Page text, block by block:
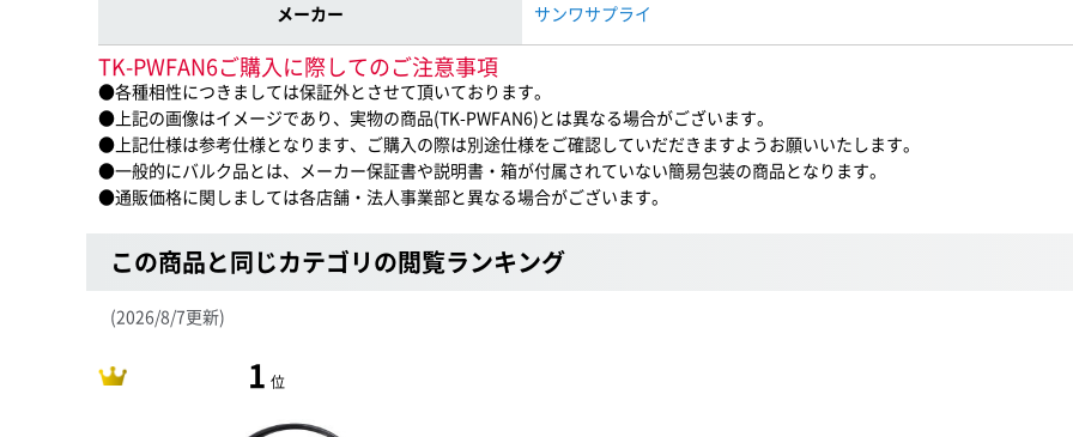
メーカー サンワサプライ
TK-PWFAN6ご購入に際してのご注意事項
●各種相性につきましては保証外とさせて頂いております。
●上記の画像はイメージであり、実物の商品(TK-PWFAN6)とは異なる場合がございます。
●上記仕様は参考仕様となります、ご購入の際は別途仕様をご確認していだだきますようお願いいたします。
●一般的にバルク品とは、メーカー保証書や説明書・箱が付属されていない簡易包装の商品となります。
●通販価格に関しましては各店舗・法人事業部と異なる場合がございます。
この商品と同じカテゴリの閲覧ランキング
(2026/8/7更新)
1 位